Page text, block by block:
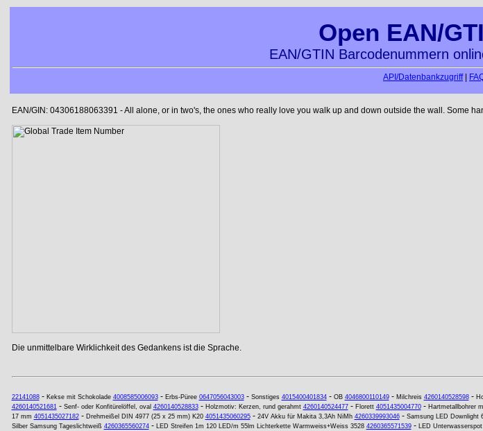
Open EAN/
EAN/GTIN Barcodenummern
API/Datenbankzugriff|
EAN/GIN: 04306188063391 - All alone, or in two's, the ones who really love you walk up and down outside the wall. Some
Die unmittelbare Wirklichkeit des Gedankens ist die Sprache.
22141088- Kekse mit Schokolade 4008585006093- Erbs-Püree 0647056043003- Sonstiges 4015400401834- OB 4046800110149- Milchreis 4260140528598-
4260140521681- Senf- oder Konfitürelöffel, oval 4260140528833- Holzmotiv: Kerzen, rund gerahmt 4260140524477- Florett 4051435004770- Hartmetallbohrer
17 mm 4051435027182- Drehmeißel DIN 4977 (25 x 25 mm) K20 4051435060295- 24V Akku für Makita 3,3Ah NiMh 4260339993046- Samsung LED Downlight
Silber Samsung Tageslichtweiß 4260365560274- LED Streifen 1m 120 LED/m 55lm Lichterkette Warmweiss+Weiss 3528 4260365571539- LED